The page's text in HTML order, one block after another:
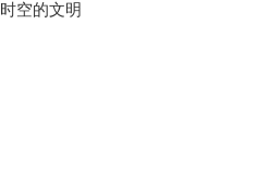
空的文明